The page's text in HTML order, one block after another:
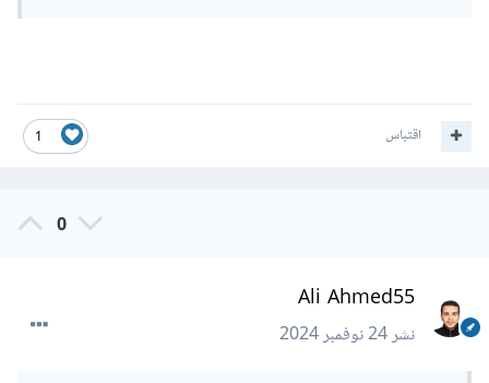
1 اقتباس
0
Ali Ahmed55
نشر24 نوفمبر 2024